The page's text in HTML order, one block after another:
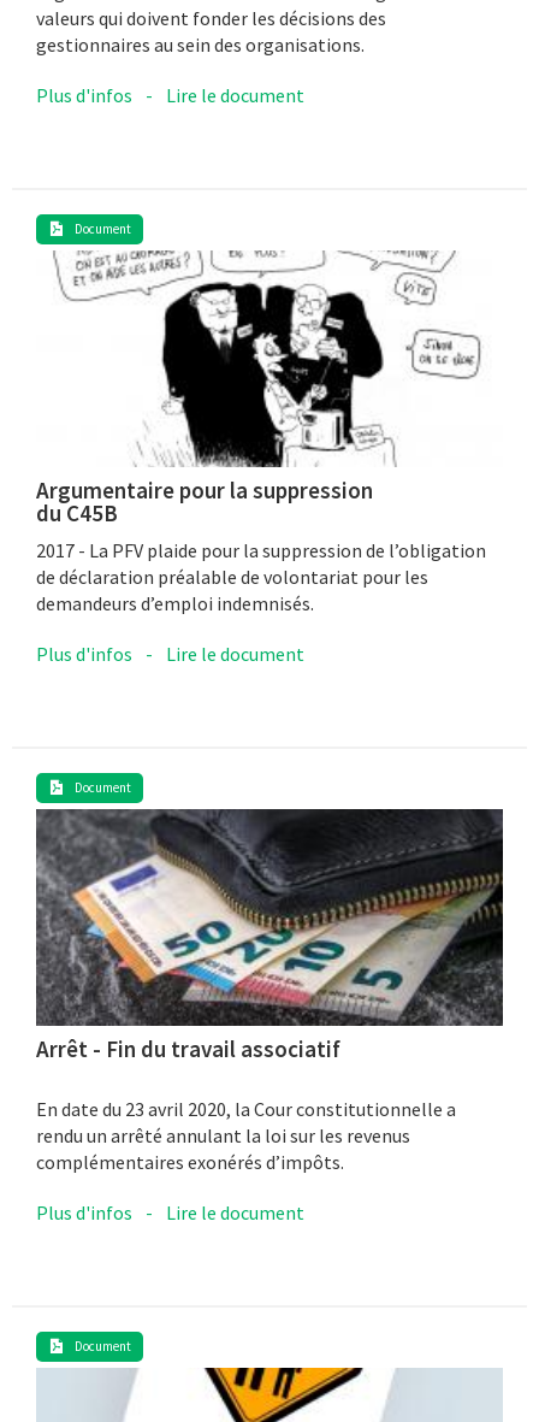
valeurs qui doivent fonder les décisions des
gestionnaires au sein des organisations.
Plus d'infos - Lire le document
Document
Argumentaire pour la suppression
du C45B
2017 - La PFV plaide pour la suppression de l’obligation
de déclaration préalable de volontariat pour les
demandeurs d’emploi indemnisés.
Plus d'infos - Lire le document
Document
Arrêt - Fin du travail associatif
En date du 23 avril 2020, la Cour constitutionnelle a
rendu un arrêté annulant la loi sur les revenus
complémentaires exonérés d’impôts.
Plus d'infos - Lire le document
Document